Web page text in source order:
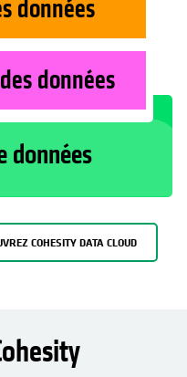
données
données
données
COHESITY DATA CLOUD